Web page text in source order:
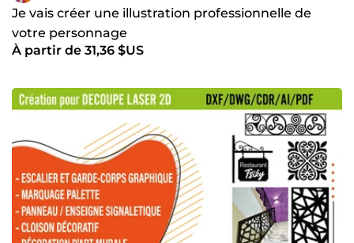
Je vais créer une illustration professionnelle de
votre personnage
À partir de 31,36 $US